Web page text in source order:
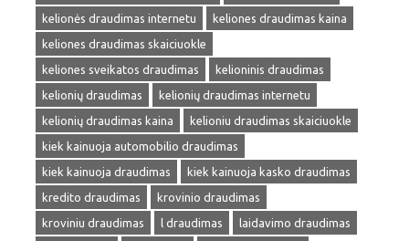
kelionės draudimas internetu
keliones draudimas kaina
keliones draudimas skaiciuokle
keliones sveikatos draudimas
kelioninis draudimas
kelionių draudimas
kelionių draudimas internetu
kelionių draudimas kaina
kelioniu draudimas skaiciuokle
kiek kainuoja automobilio draudimas
kiek kainuoja draudimas
kiek kainuoja kasko draudimas
kredito draudimas
krovinio draudimas
kroviniu draudimas
l draudimas
laidavimo draudimas